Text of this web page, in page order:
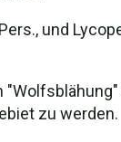
und
zu werden.